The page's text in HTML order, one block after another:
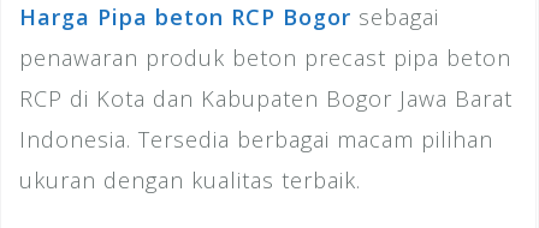
Harga Pipa beton RCP Bogor sebagai
penawaran produk beton precast pipa beton
RCP di Kota dan Kabupaten Bogor Jawa Barat
Indonesia. Tersedia berbagai macam pilihan
ukuran dengan kualitas terbaik.